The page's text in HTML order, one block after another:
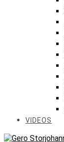
VIDEOS